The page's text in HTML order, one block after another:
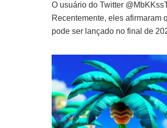
O usuário do Twitter
Recentemente, eles afirmaram
pode ser lançado no final de